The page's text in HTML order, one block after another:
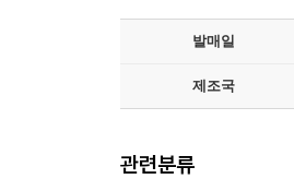
발매일
제조국
관련분류